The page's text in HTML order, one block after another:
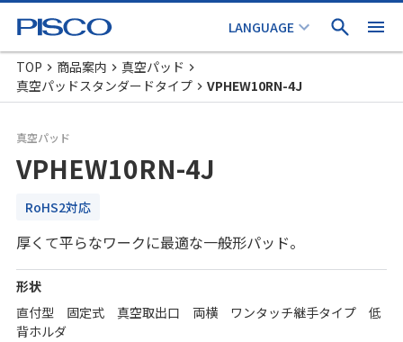
TOP 商品案内
真空パッド
真空パッドスタンダードタイプ
VPHEW10RN-4J
真空パッド
VPHEW10RN-4J
RoHS2対応
厚くて平らなワークに最適な一般形パッド。
形状
直付型 固定式 真空取出口 両横 ワンタッチ継手タイプ 低
背ホルダ